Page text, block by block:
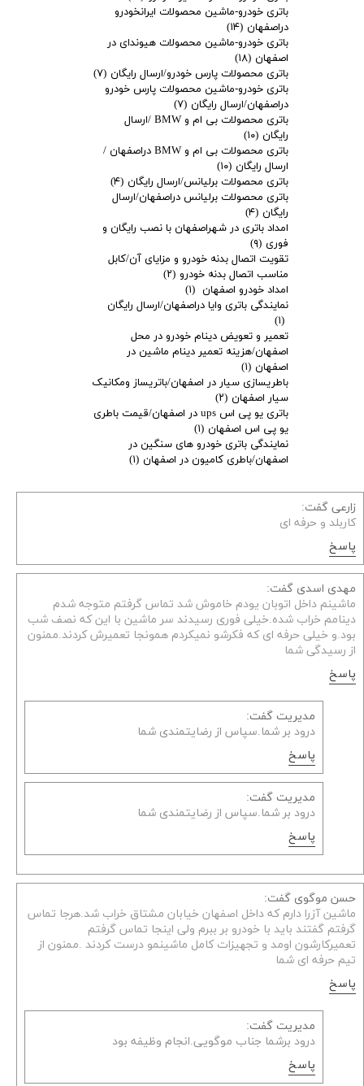
زارعی گفت:
کاربلد و حرفه ای
پاسخ
مهدی اسدی گفت:
ماشینم داخل اتوبان یودم خاموش شد تماس گرفتم متوجه شدم
دینامم خراب شده.خیلی فوری رسیدند سر ماشین با این که نصف شب
بود.و خیلی حرفه ای که فکرشو نمیکردم همونجا تعمیرش کردند.ممنون
از رسیدگی شما
پاسخ
مدیریت گفت:
درود بر شما.سپاس از رضایتمندی شما
پاسخ
مدیریت گفت:
درود بر شما.سپاس از رضایتمندی شما
پاسخ
حسن موگوی گفت:
ماشین آزرا دارم که داخل اصفهان خیابان مشتاق خراب شد.هرجا تماس
گرفتم گفتند باید با خودرو بر ببرم ولی اینجا تماس گرفتم
تعمیرکارشون اومد و تجهیزات کامل ماشینمو درست کردند .ممنون از
تیم حرفه ای شما
پاسخ
مدیریت گفت:
درود برشما جناب موگویی.انجام وظیفه بود
پاسخ
باتری خودرو-ماشین محصولات ایرانخودرو
دراصفهان (۱۴)
باتری خودرو-ماشین محصولات هیوندای در
اصفهان (۱۸)
باتری محصولات پارس خودرو/ارسال رایگان (۷)
باتری خودرو-ماشین محصولات پارس خودرو
دراصفهان/ارسال رایگان (۷)
باتری محصولات بی ام و BMW /ارسال
رایگان (۱۰)
باتری محصولات بی ام و BMW دراصفهان /
ارسال رایگان (۱۰)
باتری محصولات برلیانس/ارسال رایگان (۴)
باتری محصولات برلیانس دراصفهان/ارسال
رایگان (۴)
امداد باتری در شهراصفهان با نصب رایگان و
فوری (۹)
تقویت اتصال بدنه خودرو و مزایای آن/کابل
مناسب اتصال بدنه خودرو (۲)
امداد خودرو اصفهان (۱)
نمایندگی باتری وایا دراصفهان/ارسال رایگان
(۱)
تعمیر و تعویض دینام خودرو در محل
اصفهان/هزینه تعمیر دینام ماشین در
اصفهان (۱)
باطریسازی سیار در اصفهان/باتریساز ومکانیک
سیار اصفهان (۲)
باتری یو پی اس ups در اصفهان/قیمت باطری
یو پی اس اصفهان (۱)
نمایندگی باتری خودرو های سنگین در
اصفهان/باطری کامیون در اصفهان (۱)